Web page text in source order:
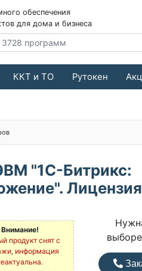
обеспечения
для дома и бизнеса
ККТ и ТО Рутокен
"1С-Битрикс:
Лицензия
Внимание!
продукт снят с
информация